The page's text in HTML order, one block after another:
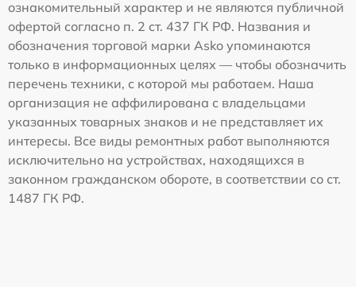
ознакомительный характер и не являются публичной
офертой согласно п. 2 ст. 437 ГК РФ. Названия и
обозначения торговой марки Asko упоминаются
только в информационных целях — чтобы обозначить
перечень техники, с которой мы работаем. Наша
организация не аффилирована с владельцами
указанных товарных знаков и не представляет их
интересы. Все виды ремонтных работ выполняются
исключительно на устройствах, находящихся в
законном гражданском обороте, в соответствии со ст.
1487 ГК РФ.